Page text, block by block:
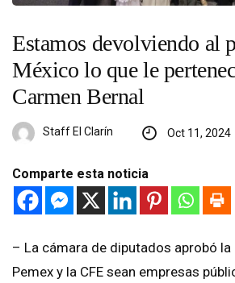
Estamos devolviendo al
México lo que le
Carmen Bernal
Staff El Clarín Oct 11, 2024
Comparte esta noticia
– La cámara de diputados aprobó
Pemex y la CFE sean empresas